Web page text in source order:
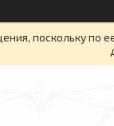
поскольку